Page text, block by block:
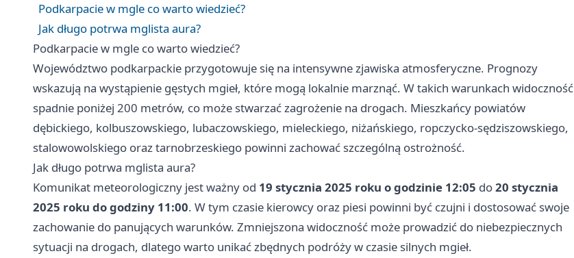
Podkarpacie w mgle co warto wiedzieć?
Jak długo potrwa mglista aura?
Podkarpacie w mgle co warto wiedzieć?
Województwo podkarpackie przygotowuje się na intensywne zjawiska atmosferyczne. Prognozy
wskazują na wystąpienie gęstych mgieł, które mogą lokalnie marznąć. W takich warunkach widoczność
spadnie poniżej 200 metrów, co może stwarzać zagrożenie na drogach. Mieszkańcy powiatów
dębickiego, kolbuszowskiego, lubaczowskiego, mieleckiego, niżańskiego, ropczycko-sędziszowskiego,
stalowowolskiego oraz tarnobrzeskiego powinni zachować szczególną ostrożność.
Jak długo potrwa mglista aura?
Komunikat meteorologiczny jest ważny od 19 stycznia 2025 roku o godzinie 12:05 do20 stycznia
2025 roku do godziny 11:00. W tym czasie kierowcy oraz piesi powinni być czujni i dostosować swoje
zachowanie do panujących warunków. Zmniejszona widoczność może prowadzić do niebezpiecznych
sytuacji na drogach, dlatego warto unikać zbędnych podróży w czasie silnych mgieł.